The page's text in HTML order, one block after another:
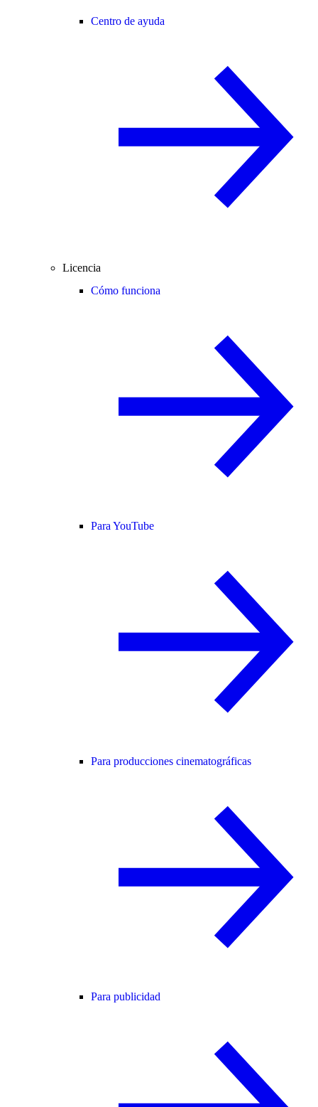
Centro de ayuda
Licencia
Cómo funciona
Para YouTube
Para producciones cinematográficas
Para publicidad